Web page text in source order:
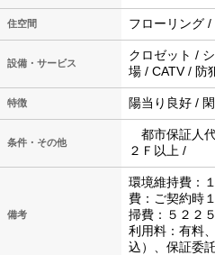
住空間 フローリング
設備・サービス
クロゼット /
場 / CATV / 防
特徴 陽当り良好 /
条件・その他
都市保証人
２Ｆ以上 /
備考
環境維持費：
費：ご契約時
掃費：５２２
利用料：有料
込）、保証委